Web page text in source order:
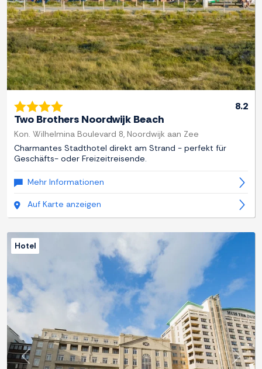
8.2
Two Brothers Noordwijk Beach
Kon. Wilhelmina Boulevard 8, Noordwijk aan Zee
Charmantes Stadthotel direkt am Strand - perfekt für
Geschäfts- oder Freizeitreisende.
Mehr Informationen
Auf Karte anzeigen
Zurück
Hotel